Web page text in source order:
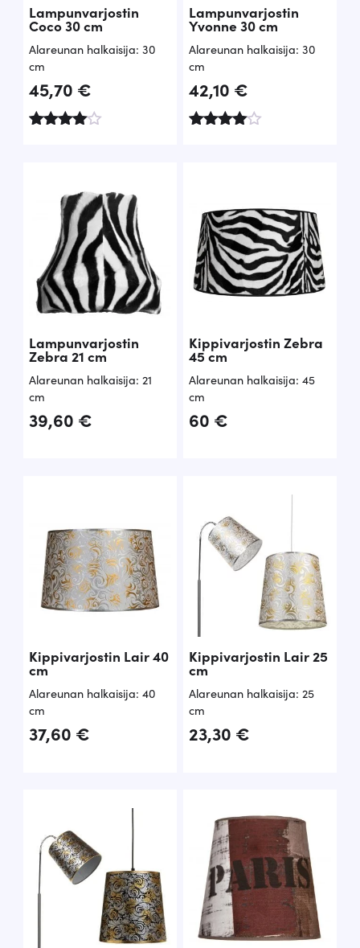
Lampunvarjostin
Coco 30 cm
Alareunan halkaisija: 30
cm
45,70 €
Lampunvarjostin
Yvonne 30 cm
Alareunan halkaisija: 30
cm
42,10 €
Lampunvarjostin
Zebra 21 cm
Alareunan halkaisija: 21
cm
39,60 €
Kippivarjostin Zebra
45 cm
Alareunan halkaisija: 45
cm
60 €
Kippivarjostin Lair 40
cm
Alareunan halkaisija: 40
cm
37,60 €
Kippivarjostin Lair 25
cm
Alareunan halkaisija: 25
cm
23,30 €